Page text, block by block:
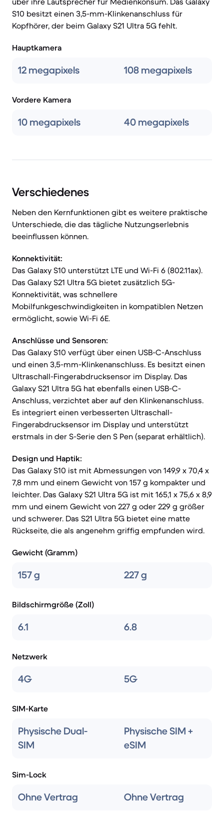
S10 besitzt einen 3,5-mm-Klinkenanschluss für
Kopfhörer, der beim Galaxy S21 Ultra 5G fehlt.
Hauptkamera
12 megapixels 108 megapixels
Vordere Kamera
10 megapixels 40 megapixels
Verschiedenes
Neben den Kernfunktionen gibt es weitere praktische
Unterschiede, die das tägliche Nutzungserlebnis
beeinflussen können.
Konnektivität:
Das Galaxy S10 unterstützt LTE und Wi-Fi 6 (802.11ax).
Das Galaxy S21 Ultra 5G bietet zusätzlich 5G-
Konnektivität, was schnellere
Mobilfunkgeschwindigkeiten in kompatiblen Netzen
ermöglicht, sowie Wi-Fi 6E.
Anschlüsse und Sensoren:
Das Galaxy S10 verfügt über einen USB-C-Anschluss
und einen 3,5-mm-Klinkenanschluss. Es besitzt einen
Ultraschall-Fingerabdrucksensor im Display. Das
Galaxy S21 Ultra 5G hat ebenfalls einen USB-C-
Anschluss, verzichtet aber auf den Klinkenanschluss.
Es integriert einen verbesserten Ultraschall-
Fingerabdrucksensor im Display und unterstützt
erstmals in der S-Serie den S Pen (separat erhältlich).
Design und Haptik:
Das Galaxy S10 ist mit Abmessungen von 149,9 x 70,4 x
7,8 mm und einem Gewicht von 157 g kompakter und
leichter. Das Galaxy S21 Ultra 5G ist mit 165,1 x 75,6 x 8,9
mm und einem Gewicht von 227 g oder 229 g größer
und schwerer. Das S21 Ultra 5G bietet eine matte
Rückseite, die als angenehm griffig empfunden wird.
Gewicht (Gramm)
157 g 227 g
Bildschirmgröße (Zoll)
6.1 6.8
Netzwerk
4G 5G
SIM-Karte
Physische Dual-
SIM
Physische SIM +
eSIM
Sim-Lock
Ohne Vertrag Ohne Vertrag